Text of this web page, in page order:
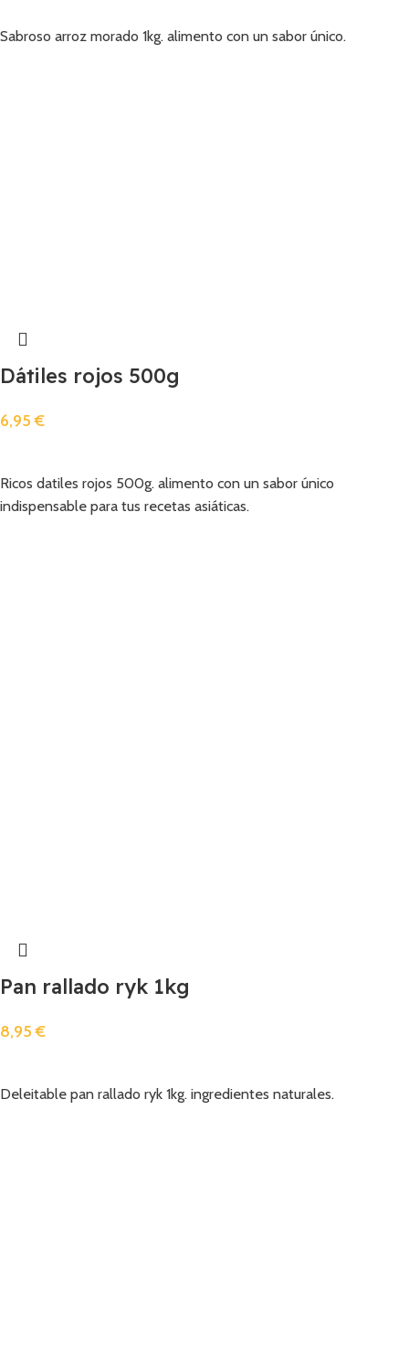
Sabroso arroz morado 1kg. alimento con un sabor único.
Dátiles rojos 500g
6,95€
Ricos datiles rojos 500g. alimento con un sabor único
indispensable para tus recetas asiáticas.
Pan rallado ryk 1kg
8,95€
Deleitable pan rallado ryk 1kg. ingredientes naturales.